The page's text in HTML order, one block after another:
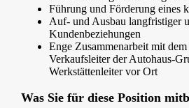
Führung und Förderung eines
Auf- und Ausbau langfristiger
Kundenbeziehungen
Enge Zusammenarbeit mit
Verkaufsleiter der Autohaus-
Werkstättenleiter vor Ort
Was Sie für diese Position